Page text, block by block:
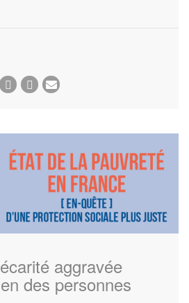
aggravée
des personnes